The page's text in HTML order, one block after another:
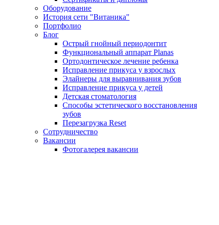
Оборудование
История сети "Витаника"
Портфолио
Блог
Острый гнойный периодонтит
Функциональный аппарат Planas
Ортодонтическое лечение ребенка
Исправление прикуса у взрослых
Элайнеры для выравнивания зубов
Исправление прикуса у детей
Детская стоматология
Способы эстетического восстановления
зубов
Перезагрузка Reset
Сотрудничество
Вакансии
Фотогалерея вакансии